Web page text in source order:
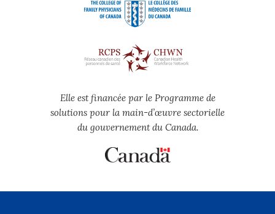
Elle est financée par le Programme de
solutions pour la main-d’œuvre sectorielle
du gouvernement du Canada.